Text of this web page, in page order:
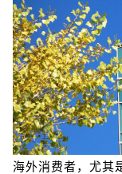
海外消费者，尤其